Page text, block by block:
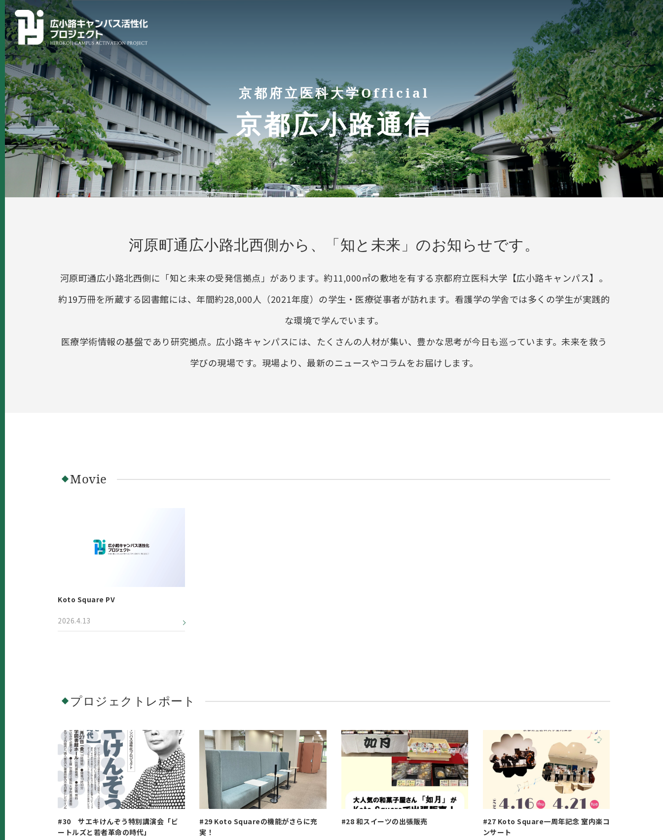
京都府立医科大学Official
京都広小路通信
河原町通広小路北西側から、「知と未来」のお知らせです。
河原町通広小路北西側に「知と未来の受発信拠点」があります。約11,000㎡の敷地を有する京都府立医科大学【広小路キャンパス】。
約19万冊を所蔵する図書館には、年間約28,000人（2021年度）の学生・医療従事者が訪れます。看護学の学舎では多くの学生が実践的
な環境で学んでいます。
医療学術情報の基盤であり研究拠点。広小路キャンパスには、たくさんの人材が集い、豊かな思考が今日も巡っています。未来を救う
学びの現場です。現場より、最新のニュースやコラムをお届けします。
Movie
Koto Square PV
2026.4.13
プロジェクトレポート
#30 サエキけんぞう特別講演会「ビ
ートルズと若者革命の時代」
#29 Koto Squareの機能がさらに充
実！
#28 和スイーツの出張販売
#27 Koto Square一周年記念 室内楽コ
ンサート